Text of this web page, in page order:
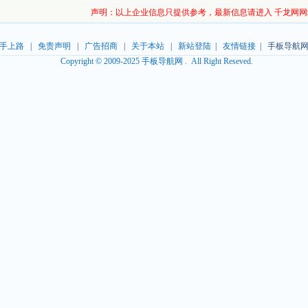
声明：以上企业信息只提供参考，最新信息请进入 千龙网网
上路| 免责声明 广告招商| 关于本站| 新站登陆| 友情链接| 手板导航
Copyright © 2009-2025 手板导航网 . All Right Reseved.